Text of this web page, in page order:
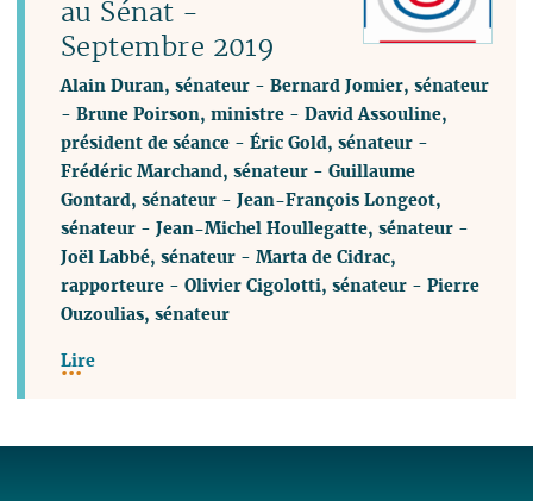
au Sénat -
Septembre 2019
Alain Duran, sénateur -Bernard Jomier, sénateur
-Brune Poirson, ministre -David Assouline,
président de séance -Éric Gold, sénateur -
Frédéric Marchand, sénateur -Guillaume
Gontard, sénateur -Jean-François Longeot,
sénateur -Jean-Michel Houllegatte, sénateur -
Joël Labbé, sénateur -Marta de Cidrac,
rapporteure -Olivier Cigolotti, sénateur -Pierre
Ouzoulias, sénateur
Lire